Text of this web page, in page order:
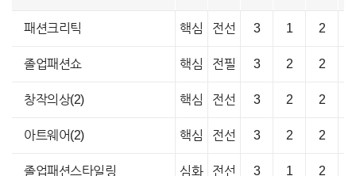
패션크리틱 핵심 전선 3 1 2
졸업패션쇼 핵심 전필 3 2 2
창작의상(2) 핵심 전선 3 2 2
아트웨어(2) 핵심 전선 3 2 2
졸업패션스타일링 심화 전선 3 1 2